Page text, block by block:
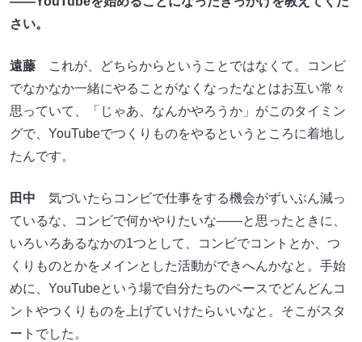
さい。
遠藤 これが、どちらからということではなくて。コンビ
でなかなか一緒にやることがなくなったなとはお互い常々
思っていて、「じゃあ、なんかやろうか」がこのタイミン
グで、YouTubeでつくりものをやるというところに着地し
たんです。
田中 気づいたらコンビで仕事をする機会がずいぶん減っ
ているな、コンビで何かやりたいな――と思ったときに、
いろいろあるなかの1つとして、コンビでコントとか、つ
くりものとかをメインとした活動ができへんかなと。手始
めに、YouTubeという場で自分たちのペースでどんどんコ
ントやつくりものを上げていけたらいいなと。そこがスタ
ートでした。